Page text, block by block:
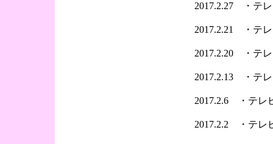
2017.2.27 ・テ
2017.2.21 ・テ
2017.2.20 ・テ
2017.2.13 ・テ
2017.2.6 ・テレ
2017.2.2 ・テレ